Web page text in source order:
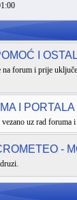
I
na forum i prije
I PORTALA
uz rad foruma
-